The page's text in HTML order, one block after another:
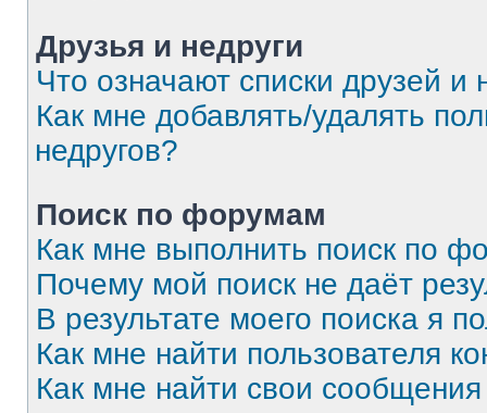
Друзья и недруги
Что означают списки друзей и
Как мне добавлять/удалять
недругов?
Поиск по форумам
Как мне выполнить поиск по
Почему мой поиск не даёт
В результате моего поиска я
Как мне найти пользователя
Как мне найти свои